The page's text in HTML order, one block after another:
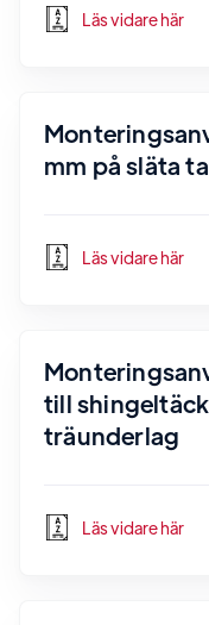
Läs vidare här
mm på släta
Läs vidare här
till
träunderlag
Läs vidare här